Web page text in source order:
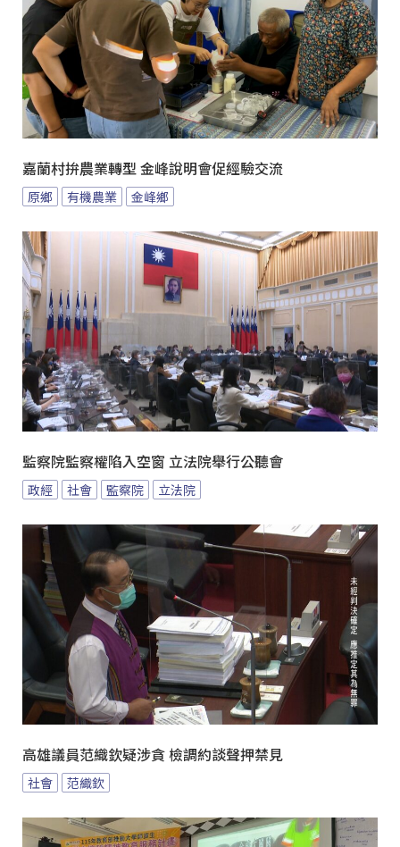
嘉蘭村拚農業轉型 金峰說明會促經驗交流
原鄉 有機農業 金峰鄉
監察院監察權陷入空窗 立法院舉行公聽會
政經 社會 監察院 立法院
高雄議員范織欽疑涉貪 檢調約談聲押禁見
社會 范織欽